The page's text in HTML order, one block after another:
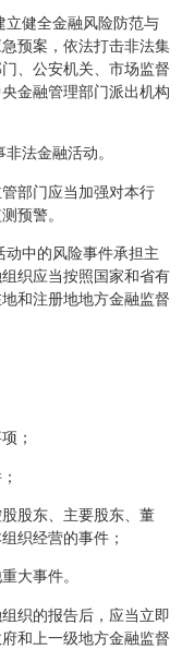
健全金融风险防范与
预案，依法打击非法集
、公安机关、市场监督
金融管理部门派出机构
法金融活动。
部门应当加强对本行
预警。
中的风险事件承担主
织应当按照国家和省有
和注册地地方金融监督
；
股东、主要股东、董
织经营的事件；
大事件。
织的报告后，应当立即
和上一级地方金融监督